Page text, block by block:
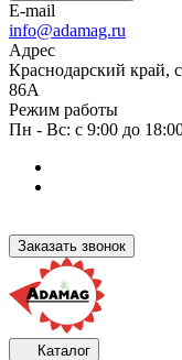
E-mail
info@adamag.ru
Адрес
Краснодарский край,
86А
Режим работы
Пн - Вс: с 9:00 до
Заказать звонок
Каталог